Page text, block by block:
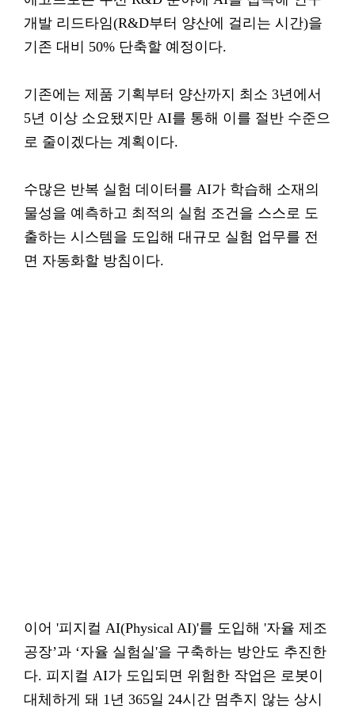
개발 리드타임(R&D부터 양산에 걸리는 시간)을
기존 대비 50% 단축할 예정이다.
기존에는 제품 기획부터 양산까지 최소 3년에서
5년 이상 소요됐지만 AI를 통해 이를 절반 수준으
로 줄이겠다는 계획이다.
수많은 반복 실험 데이터를 AI가 학습해 소재의
물성을 예측하고 최적의 실험 조건을 스스로 도
출하는 시스템을 도입해 대규모 실험 업무를 전
면 자동화할 방침이다.
이어 '피지컬 AI(Physical AI)'를 도입해 '자율 제조
공장’과 ‘자율 실험실'을 구축하는 방안도 추진한
다. 피지컬 AI가 도입되면 위험한 작업은 로봇이
대체하게 돼 1년 365일 24시간 멈추지 않는 상시